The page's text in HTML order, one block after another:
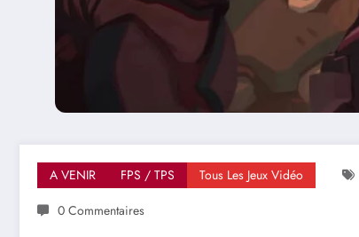
A VENIR FPS / TPS Tous Les Jeux Vidéo
0 Commentaires